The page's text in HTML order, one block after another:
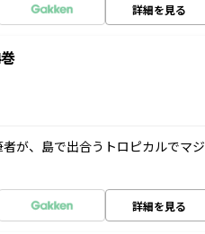
詳細を見る
が、島で出合うトロピカルでマジ
詳細を見る